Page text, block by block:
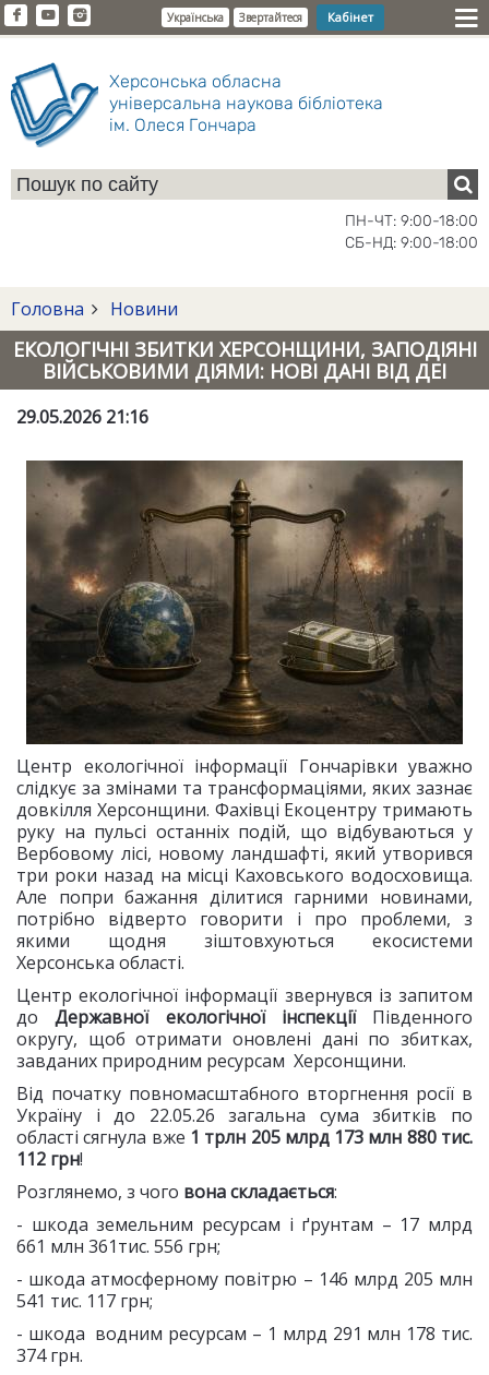
Українська Звертайтеся Кабінет
Херсонська обласна
універсальна наукова бібліотека
ім. Олеся Гончара
ПН-ЧТ: 9:00-18:00
СБ-НД: 9:00-18:00
Головна Новини
ЕКОЛОГІЧНІ ЗБИТКИ ХЕРСОНЩИНИ, ЗАПОДІЯНІ
ВІЙСЬКОВИМИ ДІЯМИ: НОВІ ДАНІ ВІД ДЕІ
29.05.2026 21:16
Центр екологічної інформації Гончарівки уважно
слідкує за змінами та трансформаціями, яких зазнає
довкілля Херсонщини. Фахівці Екоцентру тримають
руку на пульсі останніх подій, що відбуваються у
Вербовому лісі, новому ландшафті, який утворився
три роки назад на місці Каховського водосховища.
Але попри бажання ділитися гарними новинами,
потрібно відверто говорити і про проблеми, з
якими щодня зіштовхуються екосистеми
Херсонська області.
Центр екологічної інформації звернувся із запитом
доДержавної екологічної інспекціїПівденного
округу, щоб отримати оновлені дані по збитках,
завданих природним ресурсам Херсонщини.
Від початку повномасштабного вторгнення росії в
Україну і до 22.05.26 загальна сума збитків по
області сягнула вже 1 трлн 205 млрд 173 млн 880 тис.
112 грн!
Розглянемо, з чого вона складається:
- шкода земельним ресурсам і ґрунтам – 17 млрд
661 млн 361тис. 556 грн;
- шкода атмосферному повітрю – 146 млрд 205 млн
541 тис. 117 грн;
- шкода водним ресурсам – 1 млрд 291 млн 178 тис.
374 грн.